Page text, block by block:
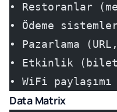
• Restoranlar
• Ödeme
• Pazarlama
• Etkinlik (bilet
• WiFi paylaşımı
Data Matrix